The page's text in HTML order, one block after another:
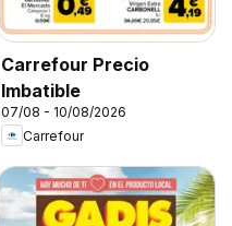
Carrefour Precio
Imbatible
07/08 - 10/08/2026
Carrefour